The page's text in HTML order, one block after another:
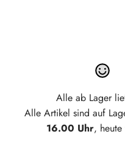
Alle ab Lager
Alle Artikel sind auf
16.00 Uhr, heute